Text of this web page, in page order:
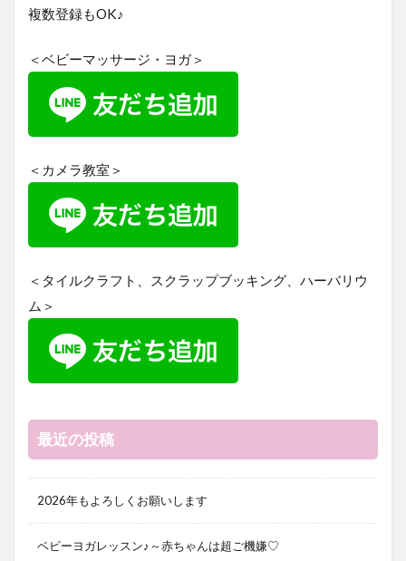
複数登録もOK♪
＜ベビーマッサージ・ヨガ＞
＜カメラ教室＞
＜タイルクラフト、スクラップブッキング、ハーバリウ
ム＞
最近の投稿
2026年もよろしくお願いします
ベビーヨガレッスン♪～赤ちゃんは超ご機嫌♡